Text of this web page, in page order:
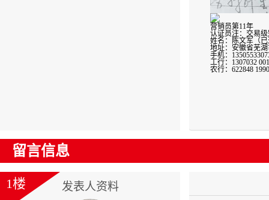
营销员第11年
认证员注：交易
姓名：陈文军（
地址：安徽省芜湖
手机：
工行：1307032
农行：622848
留言信息
发表人资料
1楼